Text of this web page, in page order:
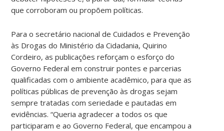
que corroboram ou propõem políticas.
Para o secretário nacional de Cuidados e Prevenção
às Drogas do Ministério da Cidadania, Quirino
Cordeiro, as publicações reforçam o esforço do
Governo Federal em construir pontes e parcerias
qualificadas com o ambiente acadêmico, para que as
políticas públicas de prevenção às drogas sejam
sempre tratadas com seriedade e pautadas em
evidências. “Queria agradecer a todos os que
participaram e ao Governo Federal, que encampou a